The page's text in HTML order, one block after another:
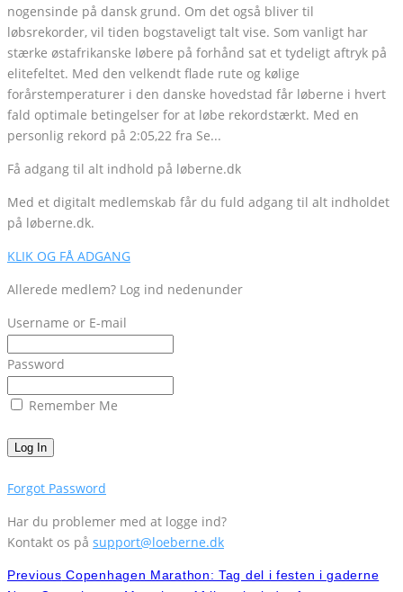
nogensinde på dansk grund. Om det også bliver til
løbsrekorder, vil tiden bogstaveligt talt vise. Som vanligt har
stærke østafrikanske løbere på forhånd sat et tydeligt aftryk på
elitefeltet. Med den velkendt flade rute og kølige
forårstemperaturer i den danske hovedstad får løberne i hvert
fald optimale betingelser for at løbe rekordstærkt. Med en
personlig rekord på 2:05,22 fra Se...
Få adgang til alt indhold på løberne.dk
Med et digitalt medlemskab får du fuld adgang til alt indholdet
på løberne.dk.
KLIK OG FÅ ADGANG
Allerede medlem? Log ind nedenunder
Username or E-mail
Password
Remember Me
Forgot Password
Har du problemer med at logge ind?
Kontakt os på support@loeberne.dk
Previous Copenhagen Marathon: Tag del i festen i gaderne